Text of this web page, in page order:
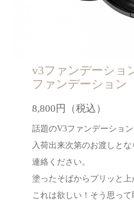
v3ファンデーショ
ファンデーション
8,800円（税込）
話題のV3ファンデーション
入荷出来次第のお渡しと
連絡ください。
塗ったそばからプリッと上
これは欲しい！そう思って